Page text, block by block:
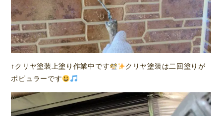
↑クリヤ塗装上塗り作業中です
クリヤ塗装は二回塗りが
ポピュラーです